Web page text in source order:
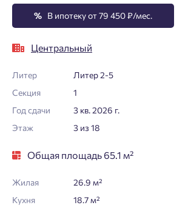
% В ипотеку от 79 450 ₽/мес.
Центральный
Литер
Литер 2-5
Секция
1
Год сдачи
3 кв. 2026 г.
Этаж
3 из 18
Общая площадь 65.1 м²
Жилая
26.9 м²
Кухня
18.7 м²